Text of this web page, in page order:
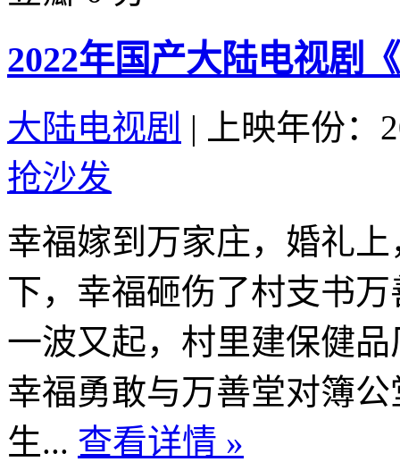
2022年国产大陆电视剧
大陆电视剧 |
上映年份：
抢沙发
幸福嫁到万家庄，婚礼
下，幸福砸伤了村支书
一波又起，村里建保健
幸福勇敢与万善堂对簿
生... 查看详情 »